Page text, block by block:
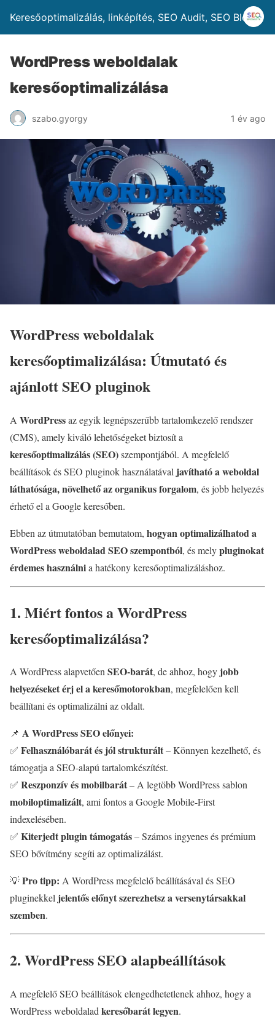
Keresőoptimalizálás, linképítés, SEO Audit, SEO Blog
WordPress weboldalak
keresőoptimalizálása
szabo.gyorgy 1 év ago
WordPress weboldalak
keresőoptimalizálása: Útmutató és
ajánlott SEO pluginok
A WordPressaz egyik legnépszerűbb tartalomkezelő rendszer
(CMS), amely kiváló lehetőségeket biztosít a
keresőoptimalizálás (SEO)szempontjából. A megfelelő
beállítások és SEO pluginok használatával javítható a weboldal
láthatósága, növelhető az organikus forgalom, és jobb helyezés
érhető el a Google keresőben.
Ebben az útmutatóban bemutatom, hogyan optimalizálhatod a
WordPress weboldalad SEO szempontból, és melypluginokat
érdemes használnia hatékony keresőoptimalizáláshoz.
1. Miért fontos a WordPress
keresőoptimalizálása?
A WordPress alapvetőenSEO-barát, de ahhoz, hogy jobb
helyezéseket érj el a keresőmotorokban, megfelelően kell
beállítani és optimalizálni az oldalt.
📌 A WordPress SEO előnyei:
✅ Felhasználóbarát és jól strukturált– Könnyen kezelhető, és
támogatja a SEO-alapú tartalomkészítést.
✅ Reszponzív és mobilbarát– A legtöbb WordPress sablon
mobiloptimalizált, ami fontos a Google Mobile-First
indexelésében.
✅ Kiterjedt plugin támogatás– Számos ingyenes és prémium
SEO bővítmény segíti az optimalizálást.
💡Pro tipp: A WordPress megfelelő beállításával és SEO
pluginekkel jelentős előnyt szerezhetsz a versenytársakkal
szemben.
2. WordPress SEO alapbeállítások
A megfelelő SEO beállítások elengedhetetlenek ahhoz, hogy a
WordPress weboldaladkeresőbarát legyen.